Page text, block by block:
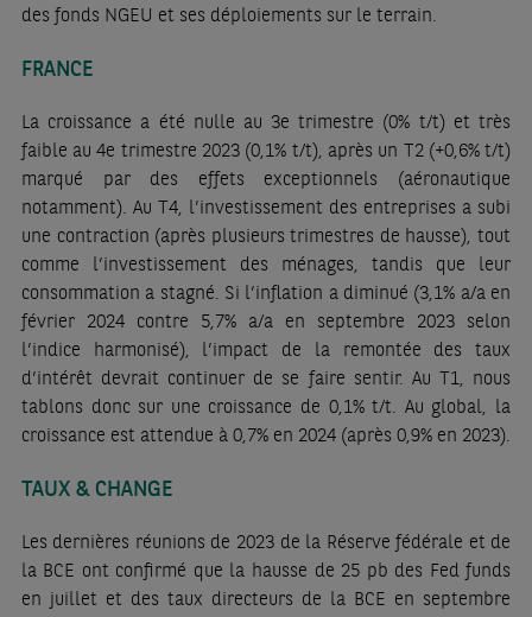
des fonds NGEU et ses déploiements sur le terrain.
FRANCE
La croissance a été nulle au 3e trimestre (0% t/t) et très
faible au 4e trimestre 2023 (0,1% t/t), après un T2 (+0,6% t/t)
marqué par des effets exceptionnels (aéronautique
notamment). Au T4, l’investissement des entreprises a subi
une contraction (après plusieurs trimestres de hausse), tout
comme l’investissement des ménages, tandis que leur
consommation a stagné. Si l’inflation a diminué (3,1% a/a en
février 2024 contre 5,7% a/a en septembre 2023 selon
l’indice harmonisé), l’impact de la remontée des taux
d’intérêt devrait continuer de se faire sentir. Au T1, nous
tablons donc sur une croissance de 0,1% t/t. Au global, la
croissance est attendue à 0,7% en 2024 (après 0,9% en 2023).
TAUX & CHANGE
Les dernières réunions de 2023 de la Réserve fédérale et de
la BCE ont confirmé que la hausse de 25 pb des Fed funds
en juillet et des taux directeurs de la BCE en septembre